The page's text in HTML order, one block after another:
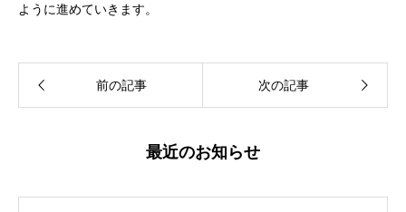
ように進めていきます。
前の記事 次の記事
最近のお知らせ